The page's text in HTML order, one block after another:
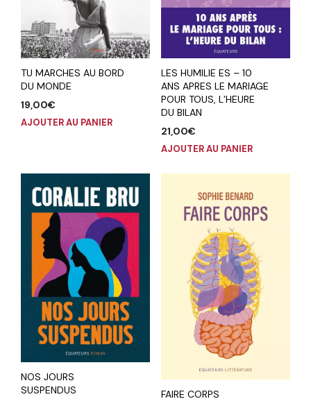
TU MARCHES AU BORD
DU MONDE
19,00€
AJOUTER AU PANIER
LES HUMILIE ES – 10
ANS APRES LE MARIAGE
POUR TOUS, L’HEURE
DU BILAN
21,00€
AJOUTER AU PANIER
NOS JOURS
SUSPENDUS
FAIRE CORPS